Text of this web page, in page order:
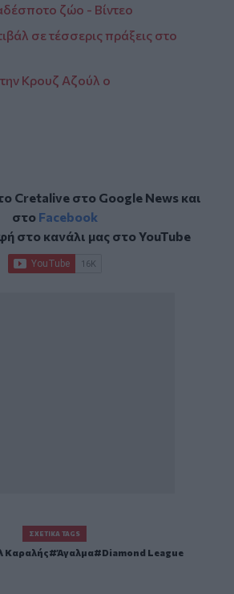
ζώο - Βίντεο
σε τέσσερις πράξεις στο
Κρουζ Αζούλ ο
Cretalive στο Google Newsκαι
στο Facebook
στο κανάλι μας στοYouTube
ΣΧΕΤΙΚΆ TAGS
Καραλής Άγαλμα Diamond League